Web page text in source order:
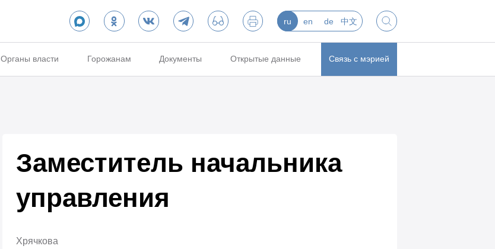
ru en de 中文
Органы власти Горожанам Документы Открытые данные Связь с мэрией
Заместитель начальника
управления
Хрячкова